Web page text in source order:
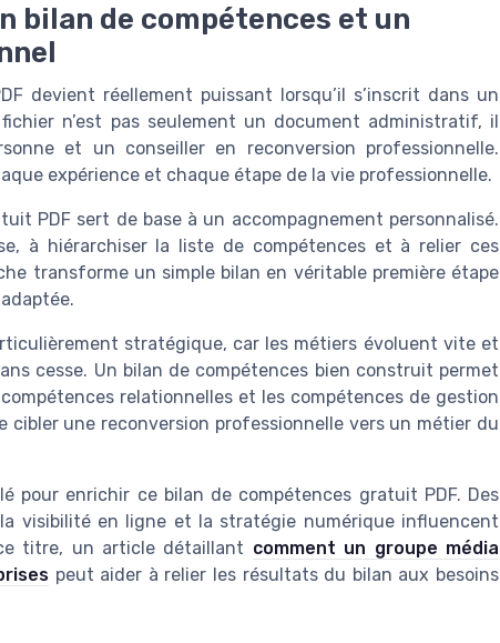
bilan de compétences et un
devient réellement puissant lorsqu’il s’inscrit dans un
n’est pas seulement un document administratif, il
et un conseiller en reconversion professionnelle.
expérience et chaque étape de la vie professionnelle.
PDF sert de base à un accompagnement personnalisé.
à hiérarchiser la liste de compétences et à relier ces
transforme un simple bilan en véritable première étape
stratégique, car les métiers évoluent vite et
cesse. Un bilan de compétences bien construit permet
relationnelles et les compétences de gestion
cibler une reconversion professionnelle vers un métier du
pour enrichir ce bilan de compétences gratuit PDF. Des
visibilité en ligne et la stratégie numérique influencent
titre, un article détaillant comment un groupe média
peut aider à relier les résultats du bilan aux besoins